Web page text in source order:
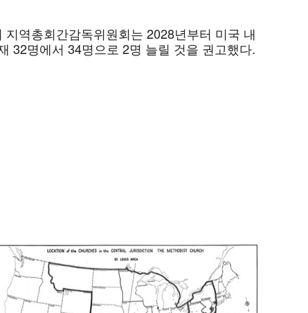
지역총회간감독위원회는 2028년부터 미국 내
32명에서 34명으로 2명 늘릴 것을 권고했다.